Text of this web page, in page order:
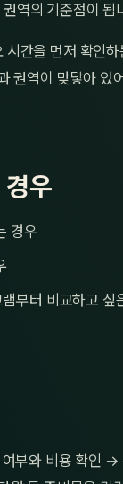
역의 기준점이 됩
간을 먼저 확인
권역이 맞닿아 있
경우
경우
부터 비교하고 싶
부와 비용 확인 →